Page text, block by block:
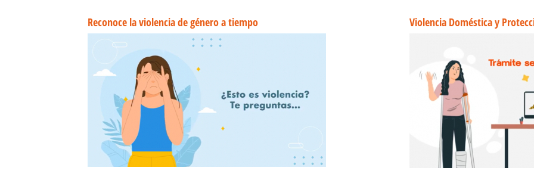
Reconoce la violencia de género a tiempo Violencia Doméstica y